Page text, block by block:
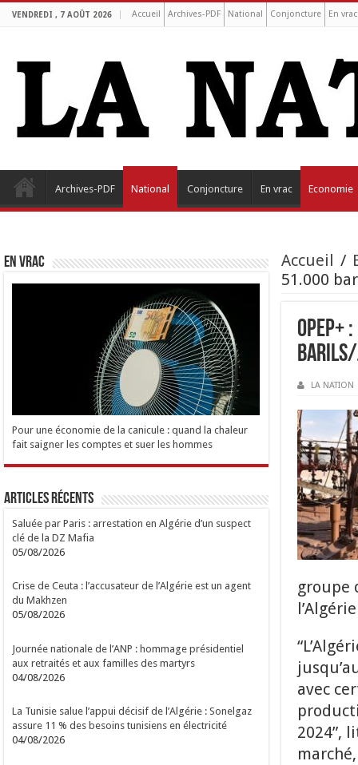
VENDREDI , 7 AOÛT 2026 Accueil Archives-PDF National Conjoncture En vrac
Archives-PDF National Conjoncture En vrac Economie
Accueil /
51.000
LA NATION
groupe
avec
2024”,
EN VRAC
Pour une économie de la canicule : quand la chaleur
fait saigner les comptes et suer les hommes
Articles Récents
Saluée par Paris : arrestation en Algérie d’un suspect
clé de la DZ Mafia
05/08/2026
Crise de Ceuta : l’accusateur de l’Algérie est un agent
du Makhzen
05/08/2026
Journée nationale de l’ANP : hommage présidentiel
aux retraités et aux familles des martyrs
04/08/2026
La Tunisie salue l’appui décisif de l’Algérie : Sonelgaz
assure 11 % des besoins tunisiens en électricité
04/08/2026